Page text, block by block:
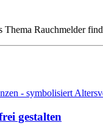
Rauchmelder
gestalten